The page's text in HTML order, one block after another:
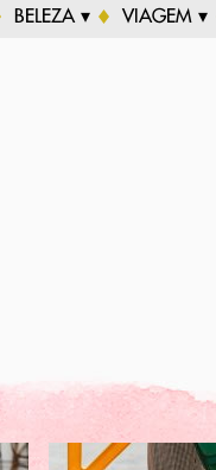
BELEZA ▾ VIAGEM ▾